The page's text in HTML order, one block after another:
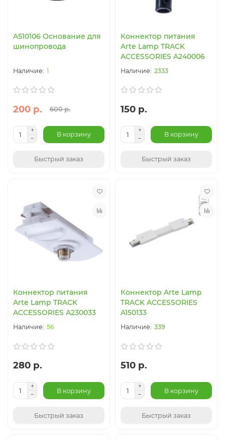
A510106 Основание для
шинопровода
1
200 р. 600 р.
В корзину
Быстрый заказ
Коннектор питания
Arte Lamp TRACK
ACCESSORIES A240006
2333
150 р.
В корзину
Быстрый заказ
Коннектор питания
Arte Lamp TRACK
ACCESSORIES A230033
56
280 р.
В корзину
Быстрый заказ
Коннектор Arte Lamp
TRACK ACCESSORIES
A150133
339
510 р.
В корзину
Быстрый заказ